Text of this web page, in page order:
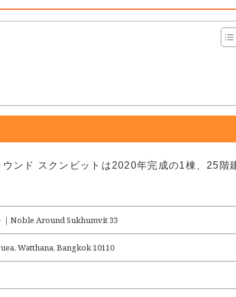
ンド スクンビットは2020年完成の1棟、25階
｜Noble Around Sukhumvit 33
Watthana, Bangkok 10110